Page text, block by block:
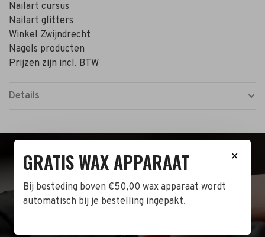
Nailart cursus
Nailart glitters
Winkel Zwijndrecht
Nagels producten
Prijzen zijn incl. BTW
Details
BEZOEK DE WINKEL!
Naast de online shop hebben wij ook een fysieke
✕
GRATIS WAX APPARAAT
Bij besteding boven €50,00 wax apparaat wordt
automatisch bij je bestelling ingepakt.